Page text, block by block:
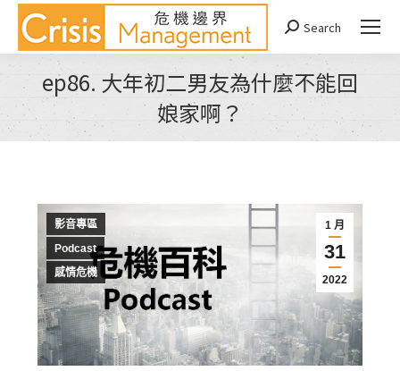
Search:
Search
ep86. 大年初二男友為什麼不能回
娘家啊？
You are here:
1 月
31
2022
影音專區
Podcast
感情危機